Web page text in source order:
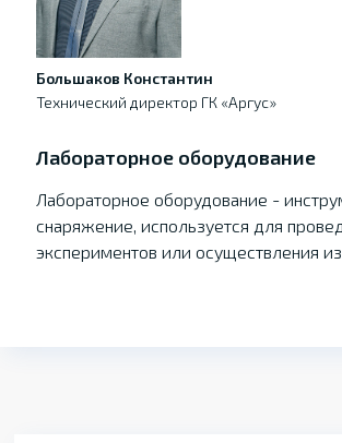
Большаков Константин
Технический директор ГК «Аргус»
Лабораторное оборудование
Лабораторное оборудование -
снаряжение, используется для
экспериментов или осуществления